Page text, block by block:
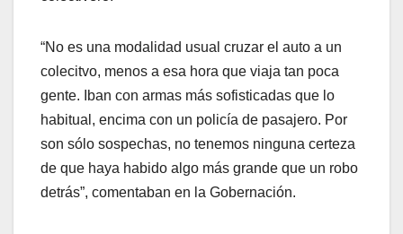
“No es una modalidad usual cruzar el auto a un
colecitvo, menos a esa hora que viaja tan poca
gente. Iban con armas más sofisticadas que lo
habitual, encima con un policía de pasajero. Por
son sólo sospechas, no tenemos ninguna certeza
de que haya habido algo más grande que un robo
detrás”, comentaban en la Gobernación.